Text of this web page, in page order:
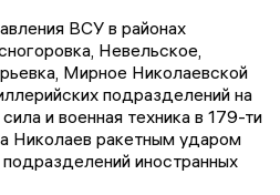
ВСУ в районах
Невельское,
Мирное Николаевской
подразделений на
и военная техника в 179-ти
Николаев ракетным ударом
иностранных